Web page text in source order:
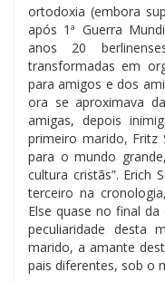
ortodoxia (embora
após 1ª Guerra
anos 20
transformadas em
para amigos e dos
ora se aproximava
amigas, depois
primeiro marido, Fritz
para o mundo
cultura cristãs”. Erich
terceiro na
Else quase no final
peculiaridade desta
marido, a amante
pais diferentes, sob o